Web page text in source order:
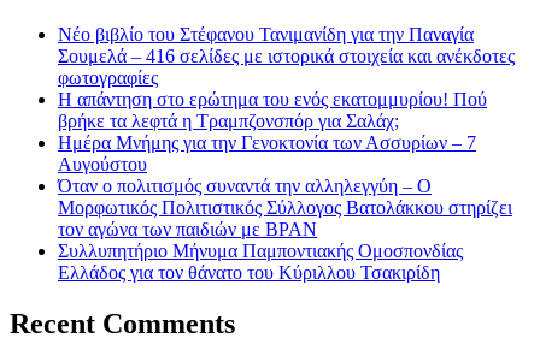
Νέο βιβλίο του Στέφανου Τανιμανίδη για την Παναγία
Σουμελά – 416 σελίδες με ιστορικά στοιχεία και ανέκδοτες
φωτογραφίες
Η απάντηση στο ερώτημα του ενός εκατομμυρίου! Πού
βρήκε τα λεφτά η Τραμπζονσπόρ για Σαλάχ;
Ημέρα Μνήμης για την Γενοκτονία των Ασσυρίων – 7
Αυγούστου
Όταν ο πολιτισμός συναντά την αλληλεγγύη – Ο
Μορφωτικός Πολιτιστικός Σύλλογος Βατολάκκου στηρίζει
τον αγώνα των παιδιών με BPAN
Συλλυπητήριο Μήνυμα Παμποντιακής Ομοσπονδίας
Ελλάδος για τον θάνατο του Κύριλλου Τσακιρίδη
Recent Comments